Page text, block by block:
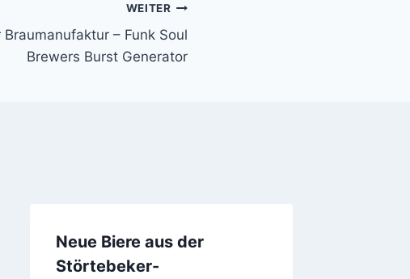
WEITER
– Funk Soul
Brewers Burst Generator
Neue Biere aus der
Störtebeker-